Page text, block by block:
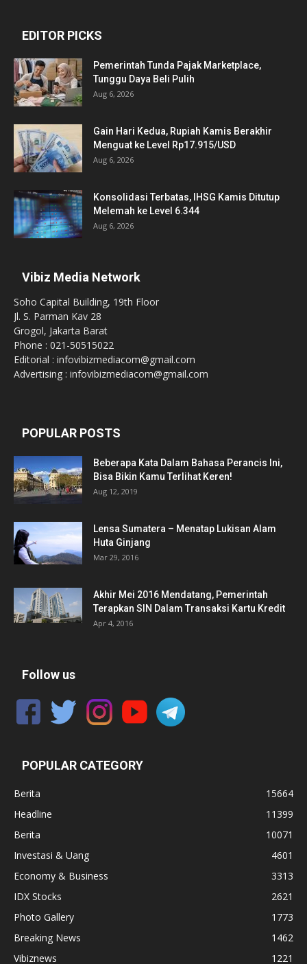
EDITOR PICKS
Pemerintah Tunda Pajak Marketplace,
Tunggu Daya Beli Pulih
Aug 6, 2026
Gain Hari Kedua, Rupiah Kamis Berakhir
Menguat ke Level Rp17.915/USD
Aug 6, 2026
Konsolidasi Terbatas, IHSG Kamis Ditutup
Melemah ke Level 6.344
Aug 6, 2026
Vibiz Media Network
Soho Capital Building, 19th Floor
Jl. S. Parman Kav 28
Grogol, Jakarta Barat
Phone : 021-50515022
Editorial : infovibizmediacom@gmail.com
Advertising : infovibizmediacom@gmail.com
POPULAR POSTS
Beberapa Kata Dalam Bahasa Perancis Ini,
Bisa Bikin Kamu Terlihat Keren!
Aug 12, 2019
Lensa Sumatera – Menatap Lukisan Alam
Huta Ginjang
Mar 29, 2016
Akhir Mei 2016 Mendatang, Pemerintah
Terapkan SIN Dalam Transaksi Kartu Kredit
Apr 4, 2016
Follow us
POPULAR CATEGORY
Berita
15664
Headline
11399
Berita
10071
Investasi & Uang
4601
Economy & Business
3313
IDX Stocks
2621
Photo Gallery
1773
Breaking News
1462
Vibiznews
1221